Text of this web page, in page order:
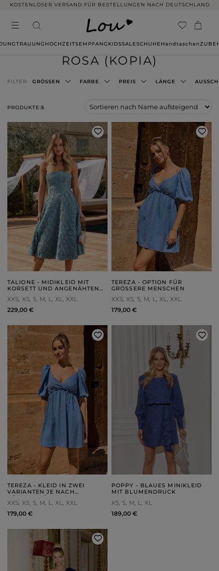
KOSTENLOSER VERSAND FÜR BESTELLUNGEN NACH DEUTSCHLAND
TRAUUNG HOCHZEITSEMPFANG KIDSSALESCHUHE Handtaschen
ROSA (KOPIA)
PRODUKTE:5
FILTER: GRÖSSEN FARBE PREIS LÄNGE
TALIONE - MIDIKLEID MIT
KORSETT UND ANGENÄHTEN
XXS XS S M L XL XXL
229,00 €
TEREZA - OPTION FÜR
GRÖSSERE MENSCHEN
XXS XS S M L XL XXL
179,00 €
TEREZA - KLEID IN ZWEI
VARIANTEN JE NACH
XXS XS S M L XL
XXL
179,00 €
POPPY - BLAUES MINIKLEID
MIT BLUMENDRUCK
XS S M L
XL
189,00 €